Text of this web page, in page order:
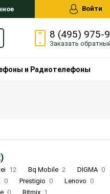
Войти
8 (495) 975-
Заказать
и Радиотелефоны
12 Bq Mobile 2 DIGMA 0
0 Prestigio 0 Lenovo 0
0 Ritmix 1